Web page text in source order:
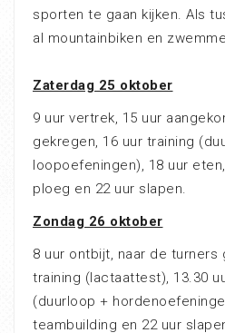
sporten te gaan kijken. Als
al mountainbiken en
Zaterdag 25 oktober
9 uur vertrek, 15 uur
gekregen, 16 uur training
loopoefeningen), 18 uur
ploeg en 22 uur slapen.
Zondag 26 oktober
8 uur ontbijt, naar de turners
training (lactaattest), 13.30
(duurloop +
teambuilding en 22 uur